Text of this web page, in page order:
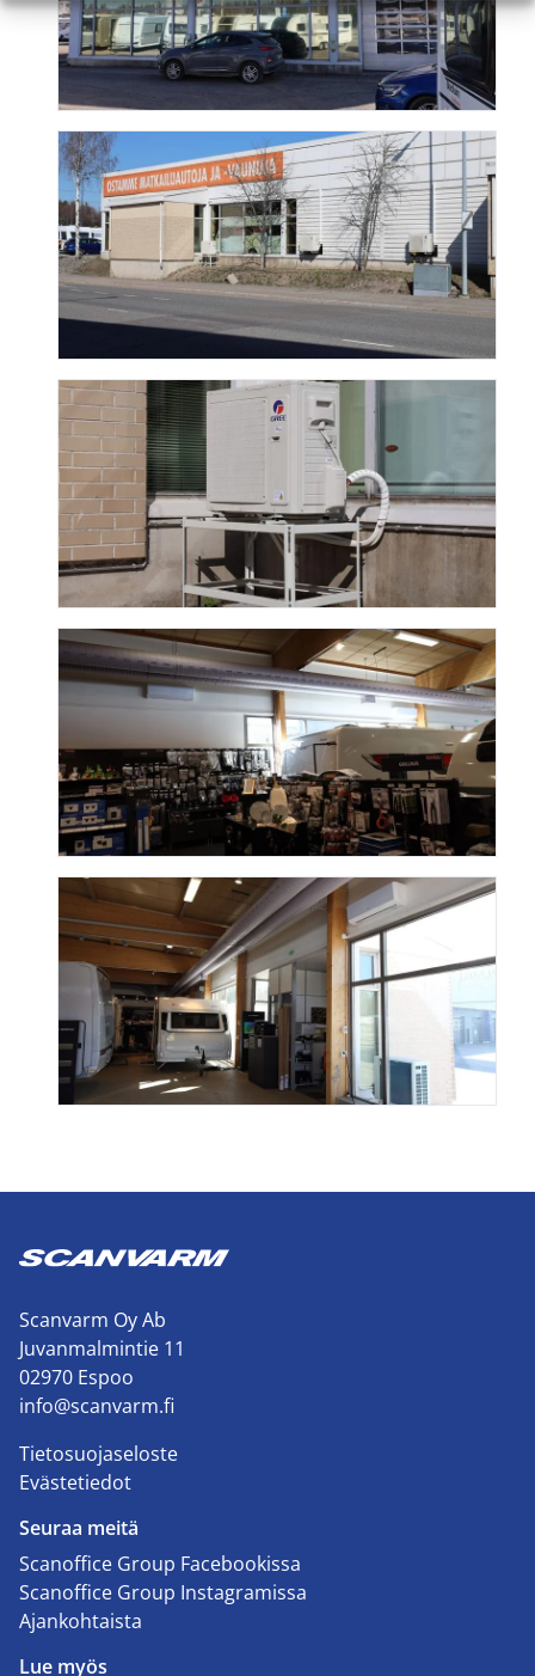
Scanvarm Oy Ab
Juvanmalmintie 11
02970 Espoo
info@scanvarm.fi
Tietosuojaseloste
Evästetiedot
Seuraa meitä
Scanoffice Group Facebookissa
Scanoffice Group Instagramissa
Ajankohtaista
Lue myös